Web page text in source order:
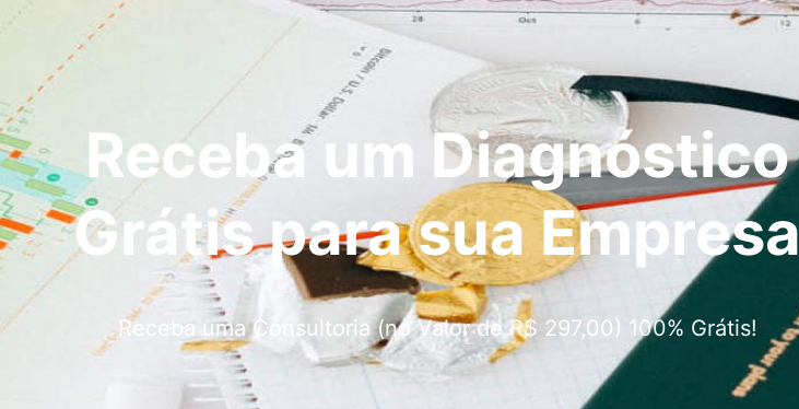
Receba um Diagnóstico
Grátis para sua Empresa
Receba uma Consultoria (no Valor de R$ 297,00) 100% Grátis!